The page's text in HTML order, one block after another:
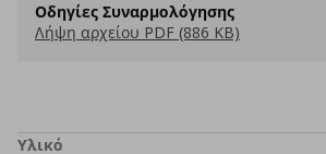
Οδηγίες Συναρμολόγησης
Λήψη αρχείου PDF (886 KB)
Υλικό